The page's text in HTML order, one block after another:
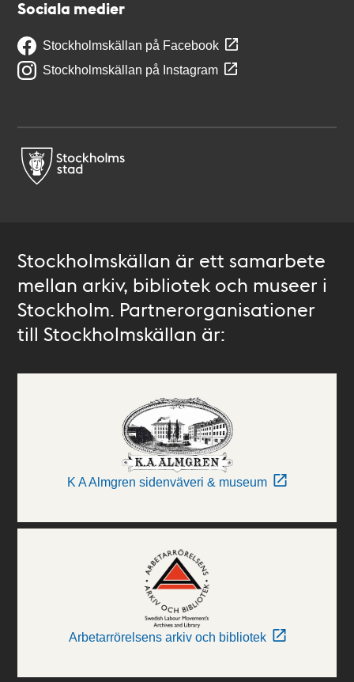
Sociala medier
Stockholmskällan på Facebook
Stockholmskällan på Instagram
Stockholmskällan är ett samarbete
mellan arkiv, bibliotek och museer i
Stockholm. Partnerorganisationer
till Stockholmskällan är:
K A Almgren sidenväveri & museum
Arbetarrörelsens arkiv och bibliotek